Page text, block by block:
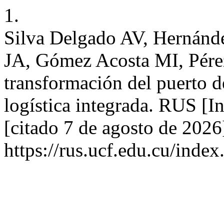
1.
Silva Delgado AV,
JA, Gómez Acosta MI,
transformación del puerto
logística integrada. RUS
[citado 7 de agosto de
https://rus.ucf.edu.cu/